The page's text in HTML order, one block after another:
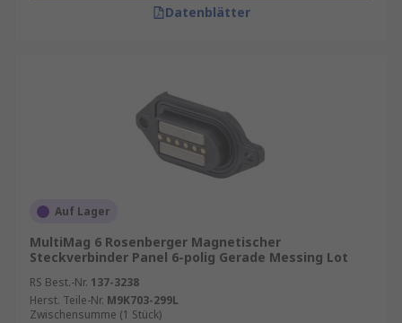
Datenblätter
Auf Lager
MultiMag 6 Rosenberger Magnetischer
Steckverbinder Panel 6-polig Gerade Messing Lot
RS Best.-Nr. 137-3238
Herst. Teile-Nr. M9K703-299L
Zwischensumme (1 Stück)